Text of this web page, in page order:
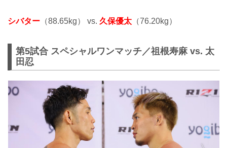
シバター （88.65kg） vs. 久保優太 （76.20kg）
第5試合 スペシャルワンマッチ／祖根寿麻 vs. 太
田忍